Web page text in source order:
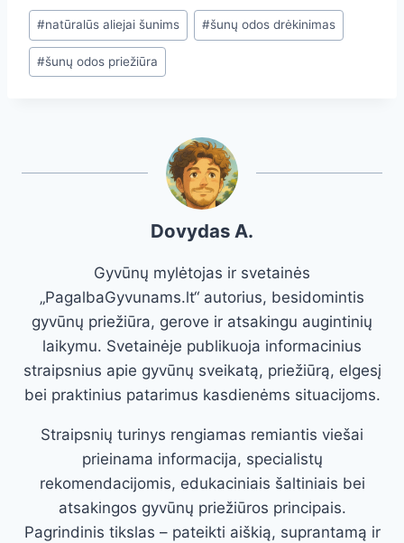
Post
Tags:
#natūralūs aliejai šunims #šunų odos drėkinimas
#šunų odos priežiūra
Dovydas A.
Gyvūnų mylėtojas ir svetainės
„PagalbaGyvunams.lt“ autorius, besidomintis
gyvūnų priežiūra, gerove ir atsakingu augintinių
laikymu. Svetainėje publikuoja informacinius
straipsnius apie gyvūnų sveikatą, priežiūrą, elgesį
bei praktinius patarimus kasdienėms situacijoms.
Straipsnių turinys rengiamas remiantis viešai
prieinama informacija, specialistų
rekomendacijomis, edukaciniais šaltiniais bei
atsakingos gyvūnų priežiūros principais.
Pagrindinis tikslas – pateikti aiškią, suprantamą ir